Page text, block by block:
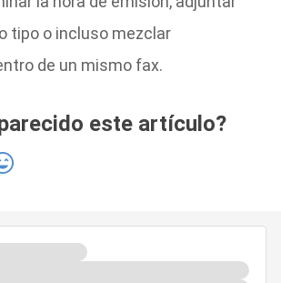
tipo o incluso mezclar
de un mismo fax.
este artículo?